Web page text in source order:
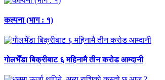
कल्पना (भाग : १)
गोलभेँडा बिक्रीबाट ६ महिनामै तीन करोड आम्दानी